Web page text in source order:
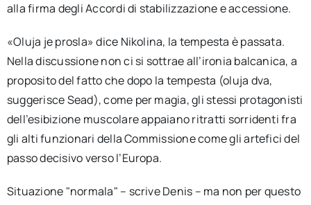
alla firma degli Accordi di stabilizzazione e accessione.
«Oluja je prosla» dice Nikolina, la tempesta è passata.
Nella discussione non ci si sottrae all’ironia balcanica, a
proposito del fatto che dopo la tempesta (oluja dva,
suggerisce Sead), come per magia, gli stessi protagonisti
dell’esibizione muscolare appaiano ritratti sorridenti fra
gli alti funzionari della Commissione come gli artefici del
passo decisivo verso l’Europa.
Situazione "normala" – scrive Denis – ma non per questo